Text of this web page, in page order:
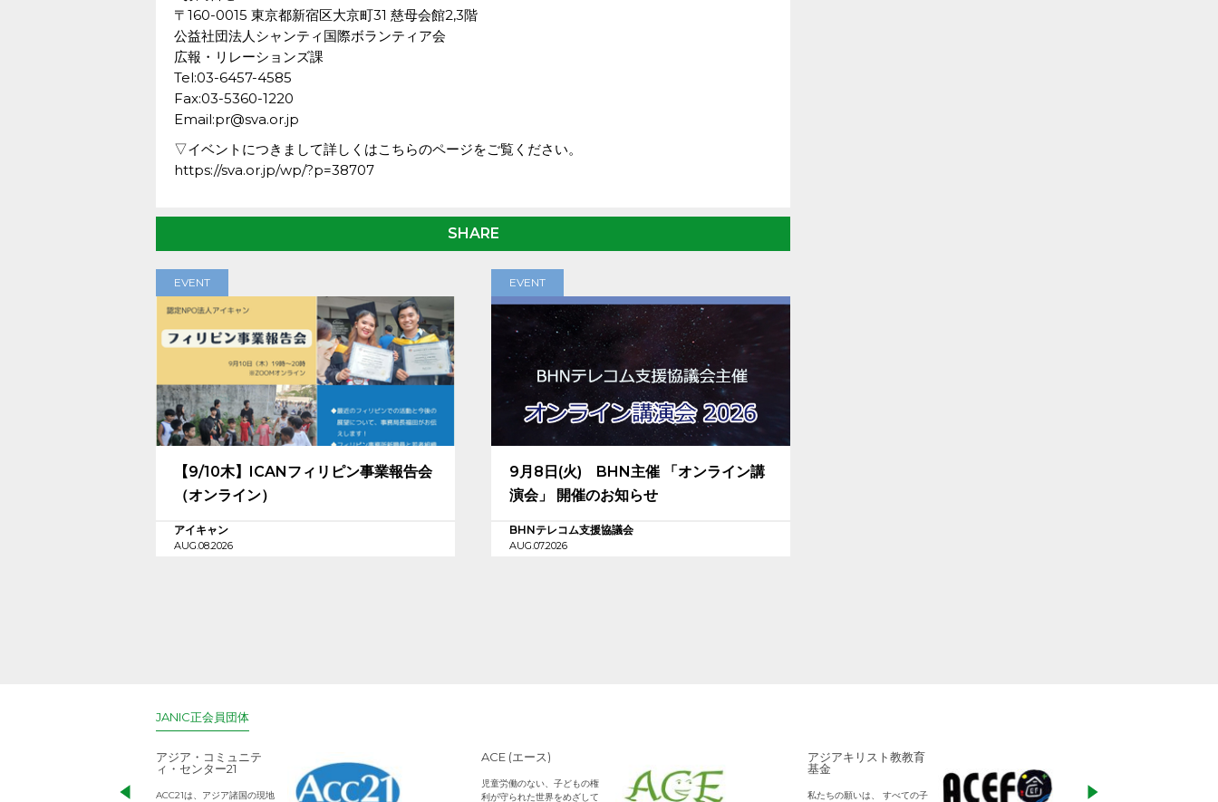
〒160-0015 東京都新宿区大京町31 慈母会館2,3階
公益社団法人シャンティ国際ボランティア会
広報・リレーションズ課
Tel:03-6457-4585
Fax:03-5360-1220
Email:pr@sva.or.jp
▽イベントにつきまして詳しくはこちらのページをご覧ください。
https://sva.or.jp/wp/?p=38707
SHARE
EVENT
【9/10木】ICANフィリピン事業報告会
（オンライン）
アイキャン
AUG.08.2026
EVENT
9月8日(火) BHN主催 「オンライン講
演会」 開催のお知らせ
BHNテレコム支援協議会
AUG.07.2026
JANIC正会員団体
アジア・コミュニテ
ィ・センター21
ACC21は、アジア諸国の現地
ACE (エース)
児童労働のない、子どもの権
利が守られた世界をめざして
アジアキリスト教教育
基金
私たちの願いは、 すべての子